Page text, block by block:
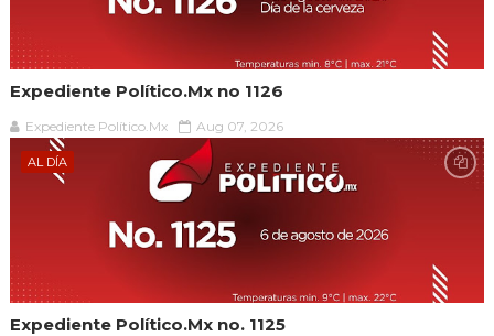
Expediente Político.Mx no 1126
Expediente Político.Mx Aug 07, 2026
AL DÍA
Expediente Político.Mx no. 1125